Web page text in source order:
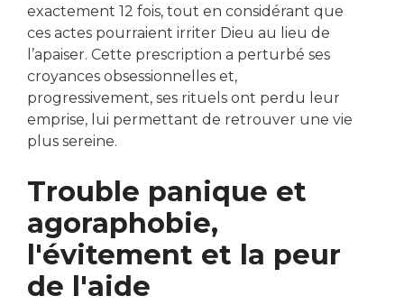
exactement 12 fois, tout en considérant que
ces actes pourraient irriter Dieu au lieu de
l’apaiser. Cette prescription a perturbé ses
croyances obsessionnelles et,
progressivement, ses rituels ont perdu leur
emprise, lui permettant de retrouver une vie
plus sereine.
Trouble panique et
agoraphobie,
l'évitement et la peur
de l'aide